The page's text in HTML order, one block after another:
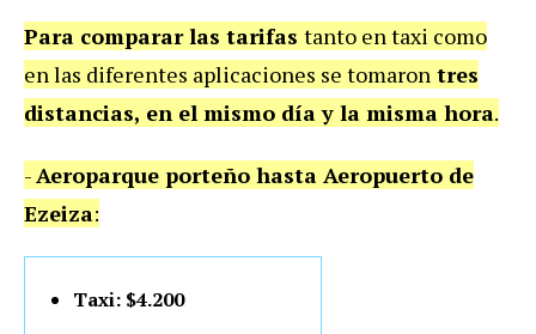
Para comparar las tarifas tanto en taxi como
en las diferentes aplicaciones se tomaron tres
distancias, en el mismo día y la misma hora.
-Aeroparque porteño hasta Aeropuerto de
Ezeiza:
Taxi: $4.200